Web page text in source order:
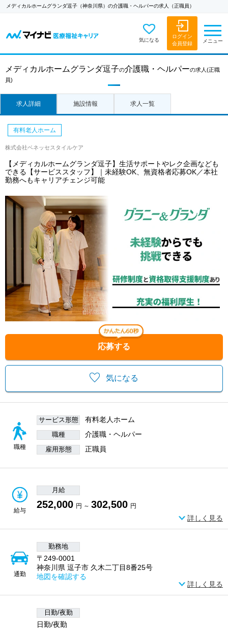
メディカルホームグランダ逗子（神奈川県）の介護職・ヘルパーの求人（正職員）
気になる
ログイン
会員登録
メニュー
メディカルホームグランダ逗子の介護職・ヘルパーの求人 (正職
員)
求人詳細 施設情報 求人一覧
気になる
応募する
有料老人ホーム
株式会社ベネッセスタイルケア
【メディカルホームグランダ逗子】生活サポートやレク企画なども
できる【サービススタッフ】｜未経験OK、無資格者応募OK／本社
勤務へもキャリアチェンジ可能
職種
サービス形態 有料老人ホーム
職種 介護職・ヘルパー
雇用形態 正職員
給与
月給
252,000 円 ～ 302,500 円
詳しく見る
通勤
勤務地
〒249-0001
神奈川県 逗子市 久木二丁目8番25号
地図を確認する
詳しく見る
日勤/夜勤
日勤/夜勤